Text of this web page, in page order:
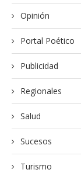
Opinión
Portal Poético
Publicidad
Regionales
Salud
Sucesos
Turismo